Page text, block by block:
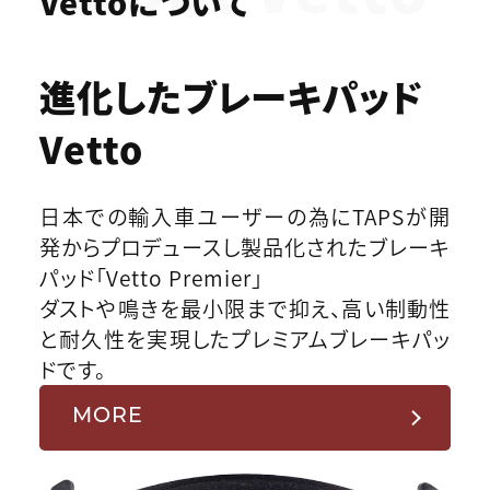
進化したブレーキパッド
Vetto
日本での輸入車ユーザーの為にTAPSが開
発からプロデュースし製品化されたブレーキ
パッド「Vetto Premier」
ダストや鳴きを最小限まで抑え、高い制動性
と耐久性を実現したプレミアムブレーキパッ
ドです。
MORE